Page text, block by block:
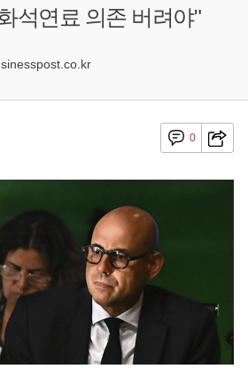
석연료 의존 버려야"
0